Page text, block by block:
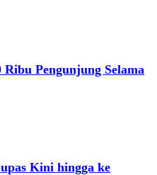
Pengunjung Selama
Kini hingga ke